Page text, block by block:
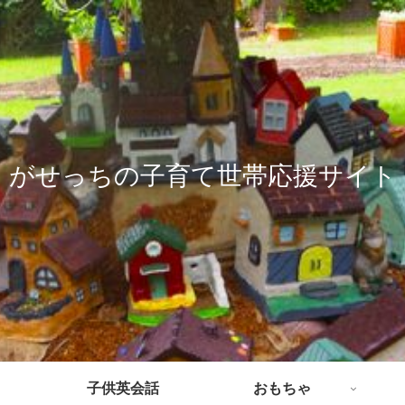
がせっちの子育て世帯応援サイト
子供英会話 おもちゃ